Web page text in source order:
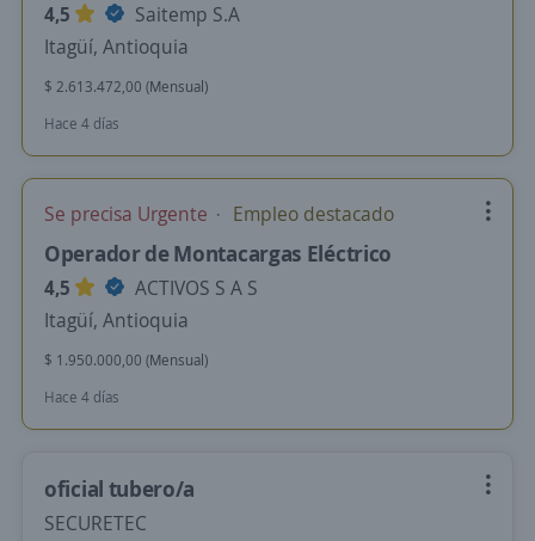
4,5
Saitemp S.A
Itagüí, Antioquia
$ 2.613.472,00 (Mensual)
Hace 4 días
Se precisa Urgente Empleo destacado
Operador de Montacargas Eléctrico
4,5
ACTIVOS S A S
Itagüí, Antioquia
$ 1.950.000,00 (Mensual)
Hace 4 días
oficial tubero/a
SECURETEC